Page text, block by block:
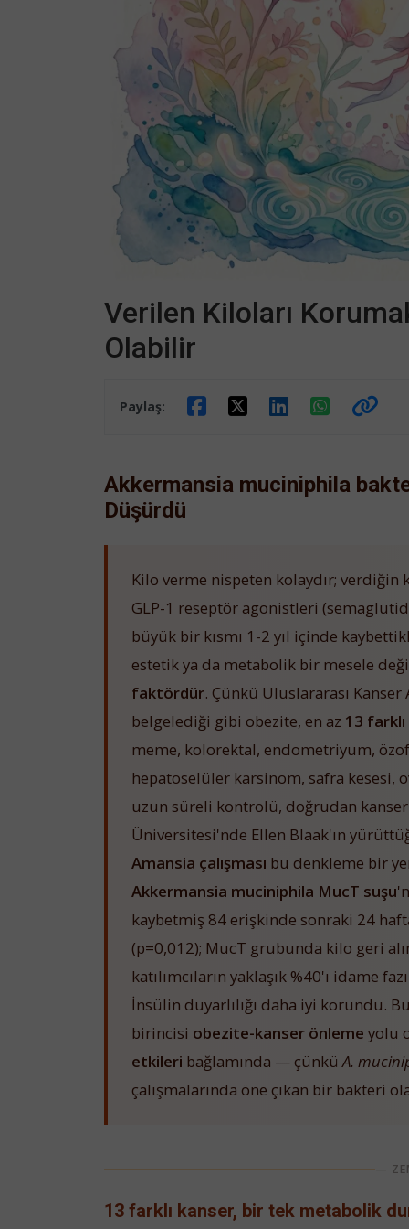
Verilen Kiloları
Olabilir
Paylaş:
Akkermansia muciniphila
Düşürdü
Kilo verme nispeten kolaydır;
GLP-1 reseptör agonistleri
büyük bir kısmı 1-2 yıl içinde
estetik ya da metabolik bir mesele
faktördür. Çünkü Uluslararası Kanser
belgelediği gibi obezite, en az 13
meme, kolorektal, endometriyum,
hepatoselüler karsinom, safra
uzun süreli kontrolü, doğrudan
Üniversitesi'nde Ellen Blaak'ın
Amansia çalışması bu denkleme bir
Akkermansia muciniphila MucT suşu
kaybetmiş 84 erişkinde sonraki 24
(p=0,012); MucT grubunda kilo geri
katılımcıların yaklaşık %40'ı idame
İnsülin duyarlılığı daha iyi korundu.
birincisi obezite-kanser önleme yolu
etkileri bağlamında — çünküA.
çalışmalarında öne çıkan bir bakteri
—
13 farklı kanser, bir tek metabolik